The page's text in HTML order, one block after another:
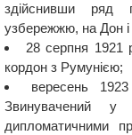
здійснивши ряд
узбережжю, на Дон
28 серпня 1921
кордон з Румунією;
вересень
Звинувачений у
дипломатичними